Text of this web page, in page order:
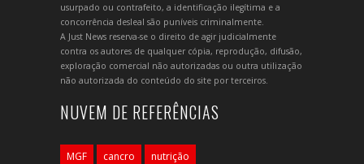
usurpado ou contrafeito, a identificação ilegítima e a
concorrência desleal são puníveis criminalmente.
A Just News reserva-se o direito de agir judicialmente
contra os autores de qualquer cópia, reprodução, difusão,
exploração comercial não autorizadas ou outra utilização
não autorizada do conteúdo do site por terceiros.
NUVEM DE REFERÊNCIAS
MGF cancro nutrição